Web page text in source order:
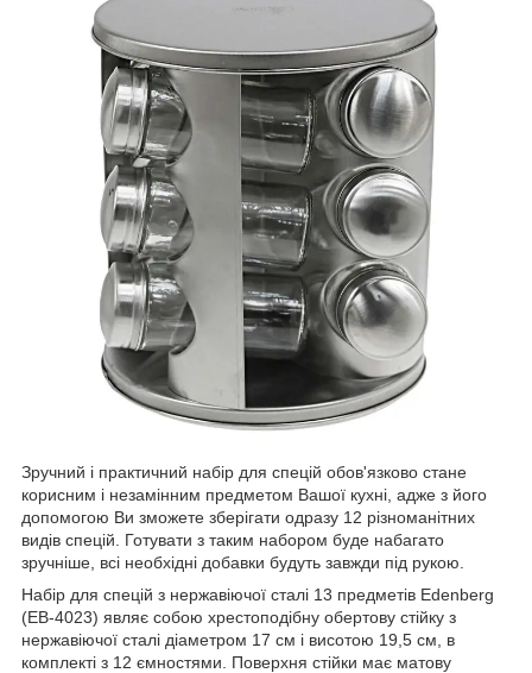
Зручний і практичний набір для спецій обов'язково стане
корисним і незамінним предметом Вашої кухні, адже з його
допомогою Ви зможете зберігати одразу 12 різноманітних
видів спецій. Готувати з таким набором буде набагато
зручніше, всі необхідні добавки будуть завжди під рукою.
Набір для спецій з нержавіючої сталі 13 предметів Edenberg
(EB-4023) являє собою хрестоподібну обертову стійку з
нержавіючої сталі діаметром 17 см і висотою 19,5 см, в
комплекті з 12 ємностями. Поверхня стійки має матову